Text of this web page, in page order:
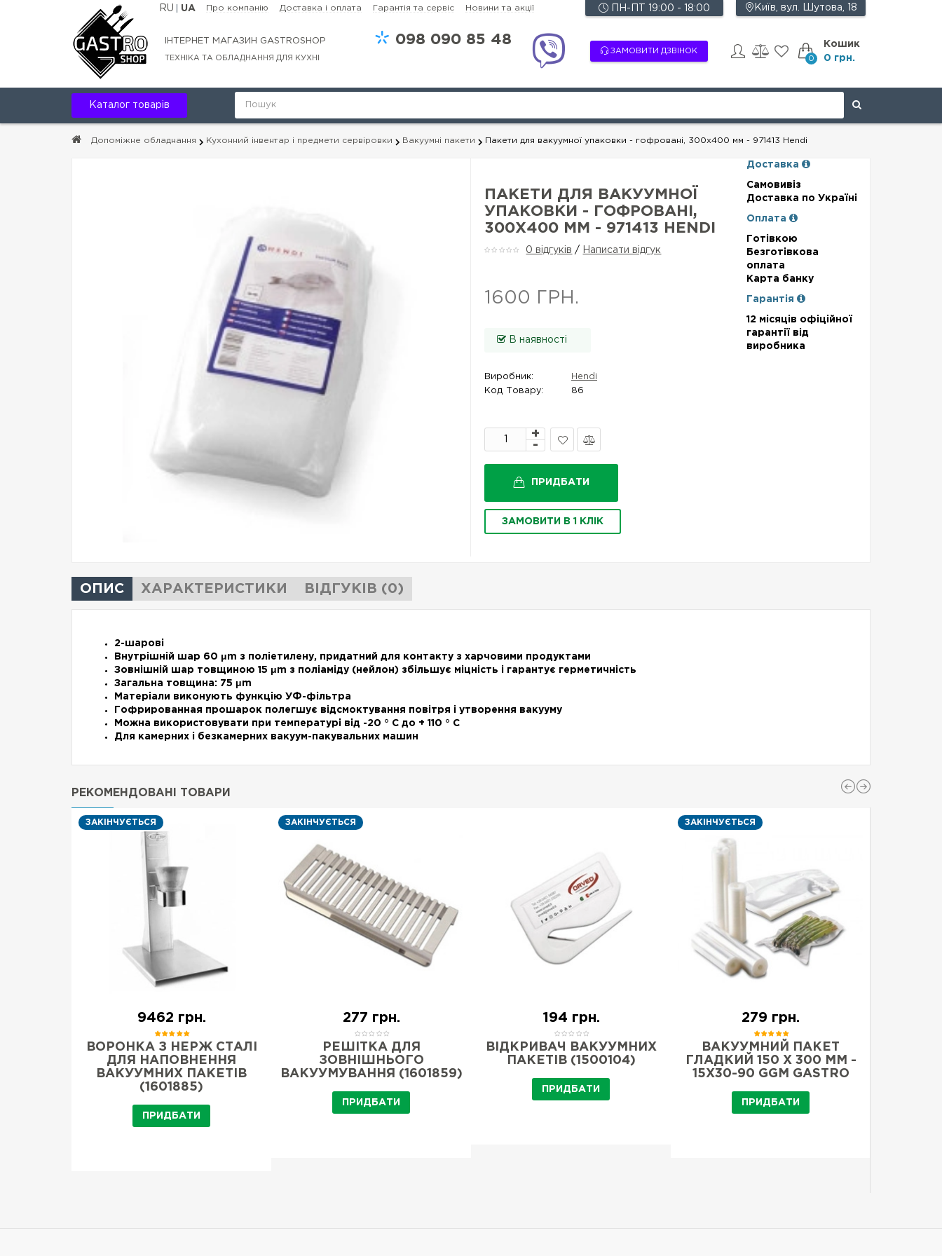
ІНТЕРНЕТ МАГАЗИН GASTROSHOP
ТЕХНІКА ТА ОБЛАДНАННЯ ДЛЯ КУХНІ
Київ, вул. Шутова, 18
RU UA Про компанію Доставка і оплата Гарантія та сервіс Новини та акції
098 090 85 48
ЗАМОВИТИ ДЗВІНОК
ПН-ПТ 19:00 - 18:00
Кошик
0 0 грн.
Каталог товарів
Допоміжне обладнання Кухонний інвентар і предмети сервіровки Вакуумні пакети Пакети для вакуумної упаковки - гофровані, 300x400 мм - 971413 Hendi
ПАКЕТИ ДЛЯ ВАКУУМНОЇ
УПАКОВКИ - ГОФРОВАНІ,
300X400 ММ - 971413 HENDI
0 відгуків / Написати відгук
1600 ГРН.
В наявності
Виробник:
Hendi
Код Товару:
86
закладки
ПРИДБАТИ
ЗАМОВИТИ В 1 КЛІК
Доставка
Самовивіз
Доставка по Україні
Оплата
Готівкою
Безготівкова
оплата
Карта банку
Гарантія
12 місяців офіційної
гарантії від
виробника
ОПИС ХАРАКТЕРИСТИКИ ВІДГУКІВ (0)
2-шарові
Внутрішній шар 60 μm з поліетилену, придатний для контакту з харчовими продуктами
Зовнішній шар товщиною 15 μm з поліаміду (нейлон) збільшує міцність і гарантує герметичність
Загальна товщина: 75 μm
Матеріали виконують функцію УФ-фільтра
Гофрированная прошарок полегшує відсмоктування повітря і утворення вакууму
Можна використовувати при температурі від -20 ° С до + 110 ° С
Для камерних і безкамерних вакуум-пакувальних машин
РЕКОМЕНДОВАНІ ТОВАРИ
ЗАКІНЧУЄТЬСЯ
9462 грн.
ВОРОНКА З НЕРЖ СТАЛІ
ДЛЯ НАПОВНЕННЯ
ВАКУУМНИХ ПАКЕТІВ
(1601885)
ПРИДБАТИ
ЗАКІНЧУЄТЬСЯ
277 грн.
РЕШІТКА ДЛЯ
ЗОВНІШНЬОГО
ВАКУУМУВАННЯ (1601859)
ПРИДБАТИ
194 грн.
ВІДКРИВАЧ ВАКУУМНИХ
ПАКЕТІВ (1500104)
ПРИДБАТИ
ЗАКІНЧУЄТЬСЯ
279 грн.
ВАКУУМНИЙ ПАКЕТ
ГЛАДКИЙ 150 X 300 ММ -
15X30-90 GGM GASTRO
ПРИДБАТИ